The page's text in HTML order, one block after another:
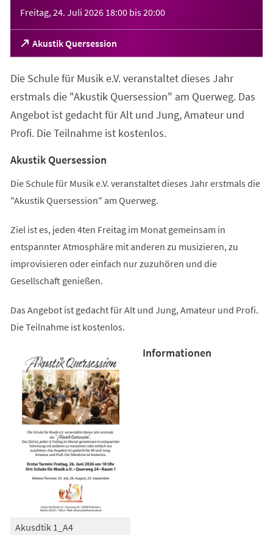
Freitag, 24. Juli 2026 18:00 bis20:00
Akustik Quersession
(Öffnet
in
neuen
Tab)
Die Schule für Musik e.V. veranstaltet dieses Jahr
erstmals die "Akustik Quersession" am Querweg. Das
Angebot ist gedacht für Alt und Jung, Amateur und
Profi. Die Teilnahme ist kostenlos.
Akustik Quersession
Die Schule für Musik e.V. veranstaltet dieses Jahr erstmals die
"Akustik Quersession" am Querweg.
Ziel ist es, jeden 4ten Freitag im Monat gemeinsam in
entspannter Atmosphäre mit anderen zu musizieren, zu
improvisieren oder einfach nur zuzuhören und die
Gesellschaft genießen.
Das Angebot ist gedacht für Alt und Jung, Amateur und Profi.
Die Teilnahme ist kostenlos.
Akusdtik 1_A4
Informationen